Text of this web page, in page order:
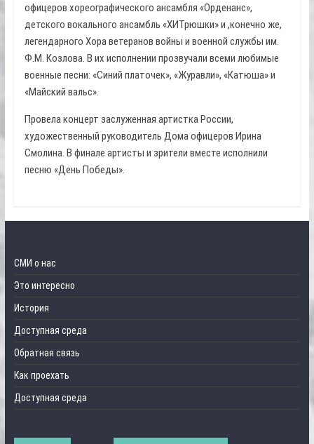
офицеров хореографического ансамбля «Орденанс»,
детского вокального ансамбль «ХИТрюшки» и ,конечно же,
легендарного Хора ветеранов войны и военной службы им.
Ф.М. Козлова. В их исполнении прозвучали всеми любимые
военные песни: «Синий платочек», «Журавли», «Катюша» и
«Майский вальс».
Провела концерт заслуженная артистка России,
художественный руководитель Дома офицеров Ирина
Смолина. В финале артисты и зрители вместе исполнили
песню «День Победы».
СМИ о нас
Это интересно
История
Доступная среда
Обратная связь
Как проехать
Доступная среда